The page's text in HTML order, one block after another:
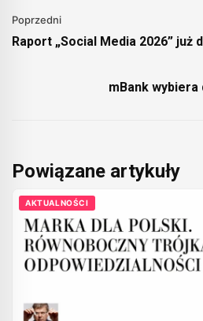
Poprzedni
Raport „Social Media 2026” już
mBank
Powiązane artykuły
AKTUALNOŚCI